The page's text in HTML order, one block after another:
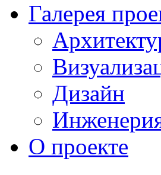
Галерея
Дизайн
О проекте